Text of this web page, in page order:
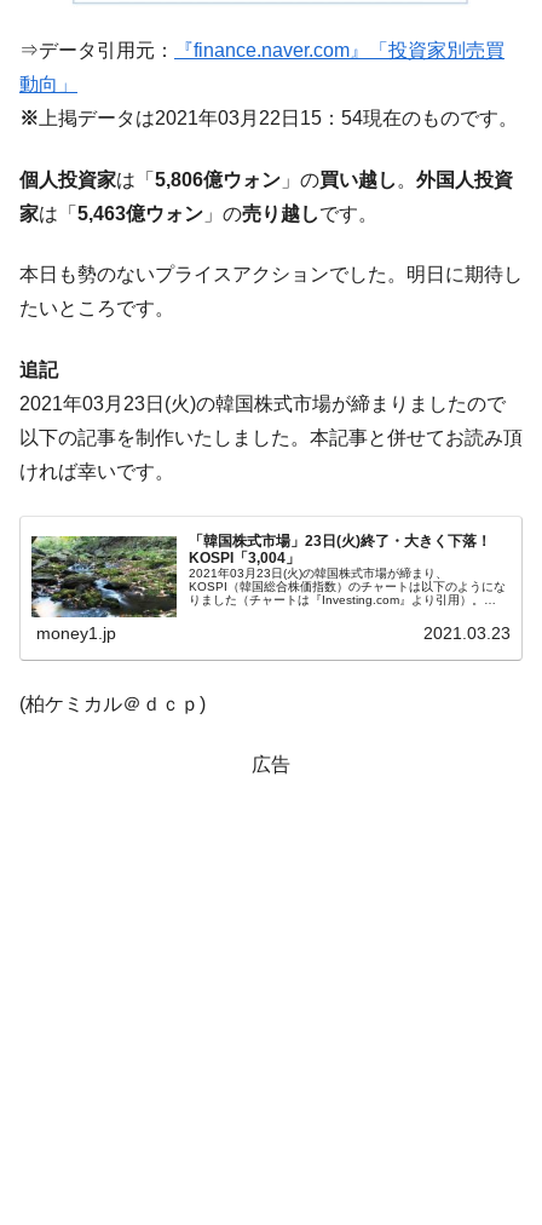
ドを掲げる「在韓反米勢力」
『Money1』
韓国政府「2035年までに18.4GW規模のAIデ
ータセンター整備」⇒ だから無理だってば。
『Money1』
JPモルガン「韓国レバレッジETFの清算は
『Money1』
韓国『国民年金公団』株価暴落で200兆蒸
発。
ャンペーン」⇒ あの名物教授も登場！
『Money1』
韓国「橋が落ちました」⇒ 耐久性「なさす
『Money1』
営業利益80.2％も減少
『Money1』
米国下院「韓国の公務員個人をターゲット
にぶん殴る法案」提出！⇒ クーパン問題は合衆国企業に対
『Money1』
韓国ボンクラ政策室長･金容範、株価暴落に
他人事のような発言。
『Money1』
韓国半導体『SKハイニックス』2026年2Qの
業績「史上最高益」当期純利益は前年同期比13.4倍に。
機 ⇒ 10.7兆では損が出るからできない。
日(水)もサイドカー・サーキットブレイカーの二段コンボ
⇒データ引用元：
『finance.naver.com』「投資家別売買
動向」
※上掲データは2021年03月22日15：54現在のものです。
個人投資家は「 5,806億ウォン 」の買い越し 。 外国人投資
家は「 5,463億ウォン 」の売り越しです。
本日も勢のないプライスアクションでした。明日に期待し
たいところです。
追記
2021年03月23日(火)の韓国株式市場が締まりましたので
以下の記事を制作いたしました。本記事と併せてお読み頂
ければ幸いです。
「韓国株式市場」23日(火)終了・大きく下落！
KOSPI「3,004」
2021年03月23日(火)の韓国株式市場が締まり、
KOSPI（韓国総合株価指数）のチャートは以下のようにな
りました（チャートは『Investing.com』より引用）。
money1.jp 2021.03.23
(柏ケミカル＠ｄｃｐ)
広告